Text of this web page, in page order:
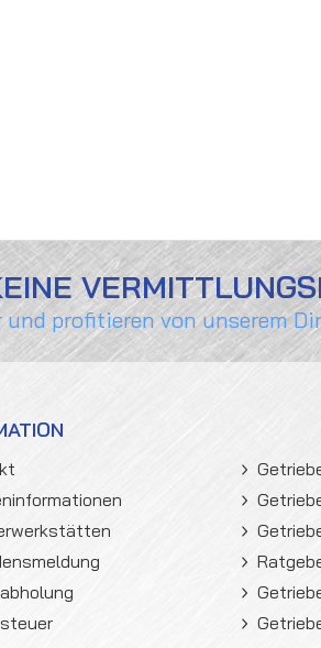
profitieren von unserem